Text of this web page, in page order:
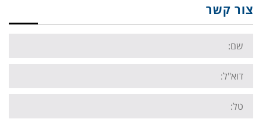
צור קשר
Name:
Email:
Tel: